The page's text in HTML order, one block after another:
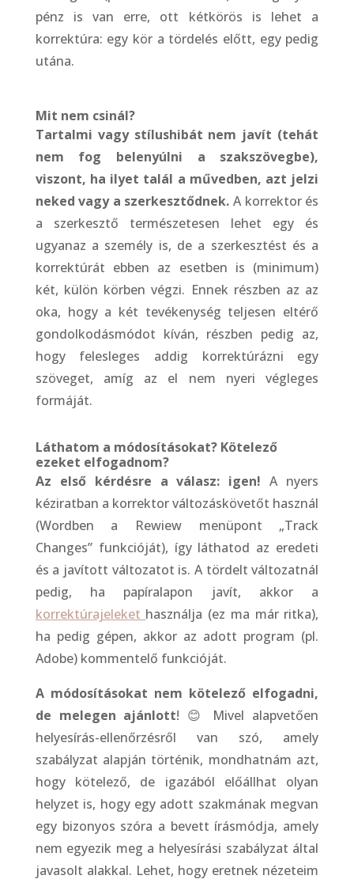
pénz is van erre, ott kétkörös is lehet a
korrektúra: egy kör a tördelés előtt, egy pedig
utána.
Mit nem csinál?
Tartalmi vagy stílushibát nem javít (tehát
nem fog belenyúlni a szakszövegbe),
viszont, ha ilyet talál a művedben, azt jelzi
neked vagy a szerkesztődnek. A korrektor és
a szerkesztő természetesen lehet egy és
ugyanaz a személy is, de a szerkesztést és a
korrektúrát ebben az esetben is (minimum)
két, külön körben végzi. Ennek részben az az
oka, hogy a két tevékenység teljesen eltérő
gondolkodásmódot kíván, részben pedig az,
hogy felesleges addig korrektúrázni egy
szöveget, amíg az el nem nyeri végleges
formáját.
Láthatom a módosításokat? Kötelező
ezeket elfogadnom?
Az első kérdésre a válasz: igen!A nyers
kéziratban a korrektor változáskövetőt használ
(Wordben a Rewiew menüpont „Track
Changes” funkcióját), így láthatod az eredeti
és a javított változatot is. A tördelt változatnál
pedig, ha papíralapon javít, akkor a
korrektúrajeleket használja (ez ma már ritka),
ha pedig gépen, akkor az adott program (pl.
Adobe) kommentelő funkcióját.
A módosításokat nem kötelező elfogadni,
de melegen ajánlott! 😊 Mivel alapvetően
helyesírás-ellenőrzésről van szó, amely
szabályzat alapján történik, mondhatnám azt,
hogy kötelező, de igazából előállhat olyan
helyzet is, hogy egy adott szakmának megvan
egy bizonyos szóra a bevett írásmódja, amely
nem egyezik meg a helyesírási szabályzat által
javasolt alakkal. Lehet, hogy eretnek nézeteim